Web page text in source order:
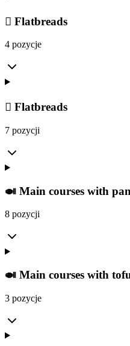
𫓓 Flatbreads
4 pozycje
𫓓 Flatbreads
7 pozycji
🍛 Main courses with
8 pozycji
🍛 Main courses with
3 pozycje